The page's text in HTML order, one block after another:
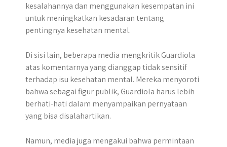
kesalahannya dan menggunakan kesempatan ini
untuk meningkatkan kesadaran tentang
pentingnya kesehatan mental.
Di sisi lain, beberapa media mengkritik Guardiola
atas komentarnya yang dianggap tidak sensitif
terhadap isu kesehatan mental. Mereka menyoroti
bahwa sebagai figur publik, Guardiola harus lebih
berhati-hati dalam menyampaikan pernyataan
yang bisa disalahartikan.
Namun, media juga mengakui bahwa permintaan